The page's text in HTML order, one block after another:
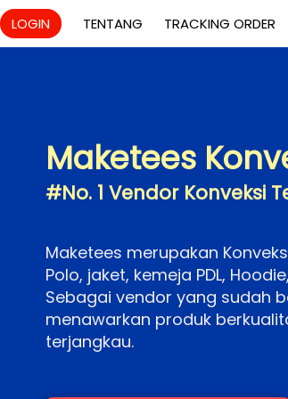
`
LOGIN TENTANG TRACKING ORDER
Maketees
#No. 1 Vendor Konveksi
Maketees merupakan
Polo, jaket, kemeja PDL,
Sebagai vendor yang sudah
menawarkan produk
terjangkau.